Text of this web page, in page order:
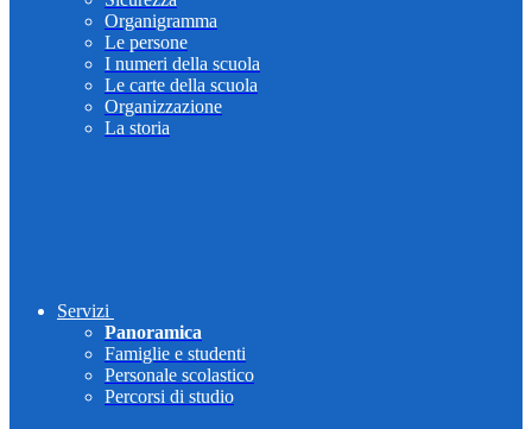
Organigramma
Le persone
I numeri della scuola
Le carte della scuola
Organizzazione
La storia
Servizi
Panoramica
Famiglie e studenti
Personale scolastico
Percorsi di studio